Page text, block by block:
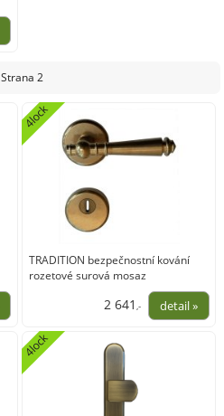
Strana 2
TRADITION bezpečnostní kování
rozetové surová mosaz
4lock
2 641 ,-
4lock